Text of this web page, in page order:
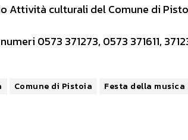
Attività culturali del Comune di
0573 371273, 0573 371611,
Comune di Pistoia Festa della musica